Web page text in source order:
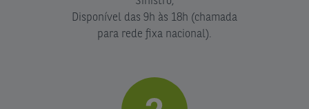
Disponível das 9h às 18h (chamada
para rede fixa nacional).